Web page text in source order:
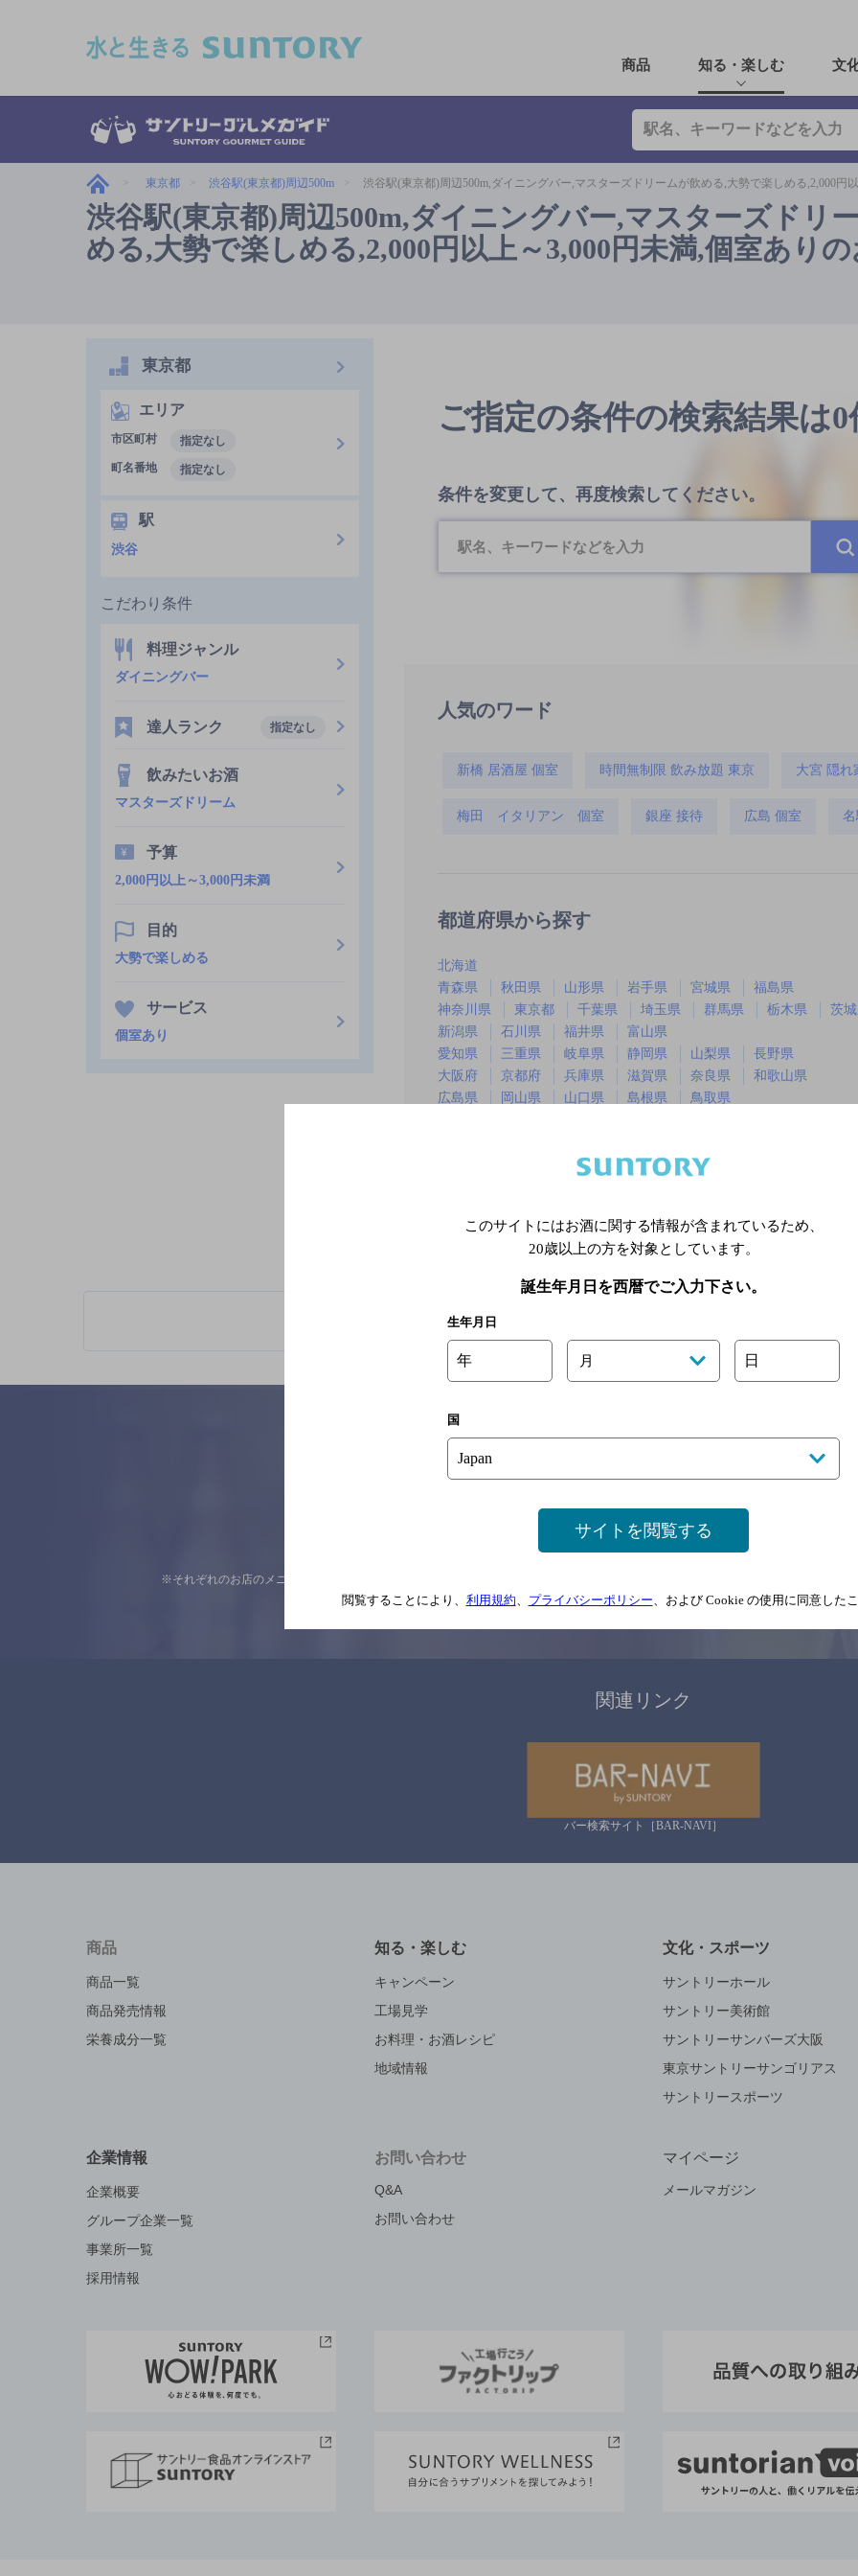
商品 知る・楽しむ 文
東京都 渋谷駅(東京都)周辺500m 渋谷駅(東京都)周辺500m,ダイニングバー,マスターズドリームが飲める,大勢で楽しめる,2,000円
渋谷駅(東京都)周辺500m,ダイニングバー,マスターズドリ
める,大勢で楽しめる,2,000円以上～3,000円未満,個室あり
ご指定の条件の検索結果は0
条件を変更して、再度検索してください。
人気のワード
新橋 居酒屋 個室 時間無制限 飲み放題 東京 大宮 隠れ
梅田 イタリアン 個室 銀座 接待 広島 個室
都道府県から探す
北海道
青森県
秋田県 山形県 岩手県 宮城県
福島県
神奈川県
東京都 千葉県 埼玉県 群馬県 栃木県
茨
新潟県
石川県 福井県
富山県
愛知県
三重県 岐阜県 静岡県 山梨県
長野県
大阪府
京都府 兵庫県 滋賀県 奈良県
和歌山県
広島県
岡山県 山口県 島根県
鳥取県
※店舗によりハイボール取り扱い銘
東京都
エリア
市区町村
指定なし
町名番地
指定なし
駅
渋谷
こだわり条件
料理ジャンル
ダイニングバー
達人ランク 指定なし
飲みたいお酒
マスターズドリーム
予算
2,000円以上～3,000円未満
目的
大勢で楽しめる
サービス
個室あり
ご意見・ご感想
※それぞれのお店のメニューや営業時間などの掲載情報については、 念のためお店にご確
関連リンク
バー検索サイト［BAR-NAVI］
商品
商品一覧
商品発売情報
栄養成分一覧
知る・楽しむ
キャンペーン
工場見学
お料理・お酒レシピ
地域情報
文化・スポーツ
サントリーホール
サントリー美術館
サントリーサンバーズ大阪
東京サントリーサンゴリアス
サントリースポーツ
企業情報
企業概要
グループ企業一覧
事業所一覧
採用情報
お問い合わせ
Q&A
お問い合わせ
マイページ
メールマガジン
このサイトにはお酒に関する情報が含まれているため、
20歳以上の方を対象としています。
誕生年月日を西暦でご入力下さい。
生年月日
年 月 日
国
サイトを閲覧する
閲覧することにより、 利用規約、 プライバシーポリシー、および Cookie の使用に同意した